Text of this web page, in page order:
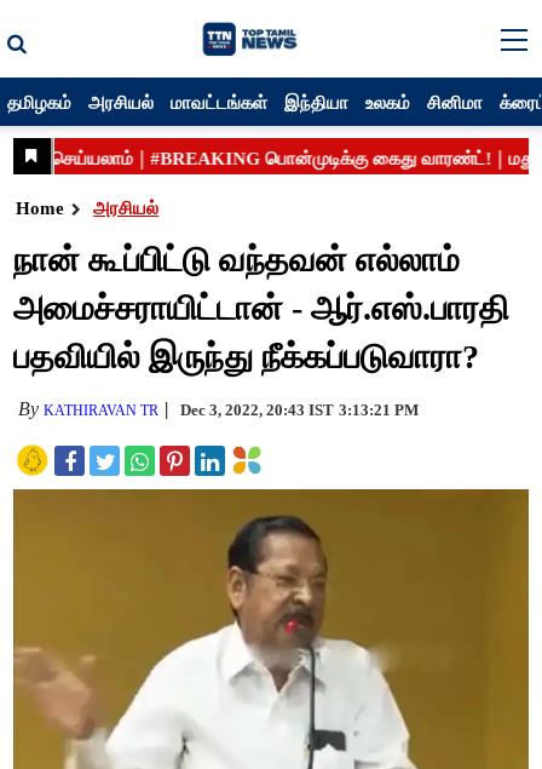
தமிழகம் அரசியல் மாவட்டங்கள் இந்தியா உலகம் சினிமா
Home அரசியல்
நான் கூப்பிட்டு வந்தவன் எல்லாம்
அமைச்சராயிட்டான் - ஆர்.எஸ்.பாரதி
பதவியில் இருந்து நீக்கப்படுவாரா?
ByKATHIRAVAN TR Dec 3, 2022, 20:43 IST 3:13:21 PM